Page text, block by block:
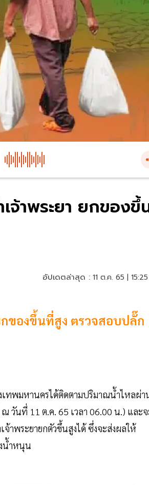
จ้าพระยา ยกของขึ้
อัปเดตล่าสุด : 11 ต.ค. 65 |
ของขึ้นที่สูง ตรวจสอบปลั๊ก
เทพมหานครได้ติดตามปริมาณน้ำไหลผ่า
วันที่ 11 ต.ค. 65 เวลา 06.00 น.) และ
าพระยายกตัวขึ้นสูงได้ ซึ่งจะส่งผลให้
น้ำหนุน